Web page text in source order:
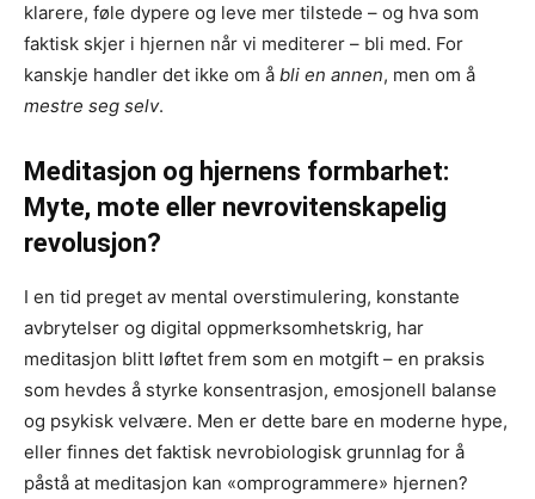
klarere, føle dypere og leve mer tilstede – og hva som
faktisk skjer i hjernen når vi mediterer – bli med. For
kanskje handler det ikke om å bli en annen, men om å
mestre seg selv.
Meditasjon og hjernens formbarhet:
Myte, mote eller nevrovitenskapelig
revolusjon?
I en tid preget av mental overstimulering, konstante
avbrytelser og digital oppmerksomhetskrig, har
meditasjon blitt løftet frem som en motgift – en praksis
som hevdes å styrke konsentrasjon, emosjonell balanse
og psykisk velvære. Men er dette bare en moderne hype,
eller finnes det faktisk nevrobiologisk grunnlag for å
påstå at meditasjon kan «omprogrammere» hjernen?